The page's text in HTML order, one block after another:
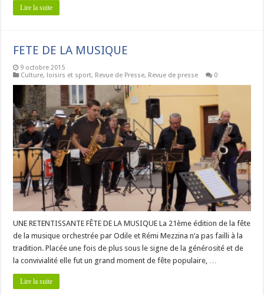
Lire la suite
FETE DE LA MUSIQUE
9 octobre 2015
Culture, loisirs et sport, Revue de Presse, Revue de presse 0
UNE RETENTISSANTE FÊTE DE LA MUSIQUE La 21ème édition de la fête
de la musique orchestrée par Odile et Rémi Mezzina n’a pas failli à la
tradition. Placée une fois de plus sous le signe de la générosité et de
la convivialité elle fut un grand moment de fête populaire, …
Lire la suite